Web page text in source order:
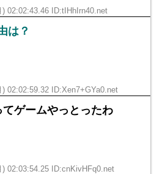
) 02:02:43.46 ID:tIHhIrn40.net
は？
) 02:02:59.32 ID:Xen7+GYa0.net
ゲームやっとったわ
) 02:03:54.25 ID:cnKivHFq0.net